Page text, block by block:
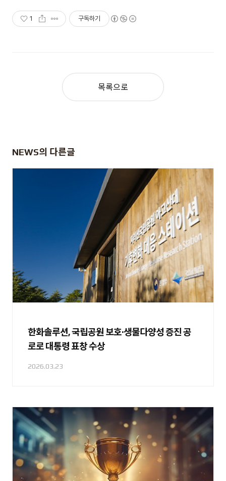
1 구독하기
목록으로
NEWS의 다른글
한화솔루션, 국립공원 보호·생물다양성 증진 공
로로 대통령 표창 수상
2026.03.23